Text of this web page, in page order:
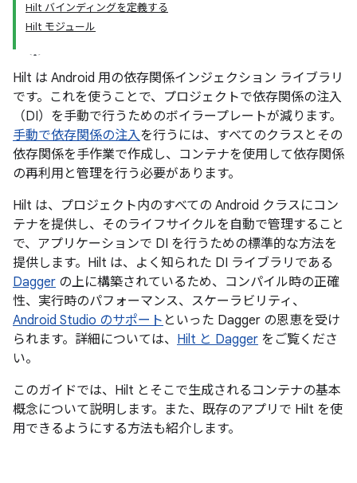
Hilt バインディングを定義する
Hilt モジュール
Hilt は Android 用の依存関係インジェクション ライブラリ
です。これを使うことで、プロジェクトで依存関係の注入
（DI）を手動で行うためのボイラープレートが減ります。
手動で依存関係の注入を行うには、すべてのクラスとその
依存関係を手作業で作成し、コンテナを使用して依存関係
の再利用と管理を行う必要があります。
Hilt は、プロジェクト内のすべての Android クラスにコン
テナを提供し、そのライフサイクルを自動で管理すること
で、アプリケーションで DI を行うための標準的な方法を
提供します。Hilt は、よく知られた DI ライブラリである
Dagger の上に構築されているため、コンパイル時の正確
性、実行時のパフォーマンス、スケーラビリティ、
Android Studio のサポート といった Dagger の恩恵を受け
られます。詳細については、 Hilt と Dagger をご覧くださ
い。
このガイドでは、Hilt とそこで生成されるコンテナの基本
概念について説明します。また、既存のアプリで Hilt を使
用できるようにする方法も紹介します。